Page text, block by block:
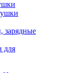
зарядные
для